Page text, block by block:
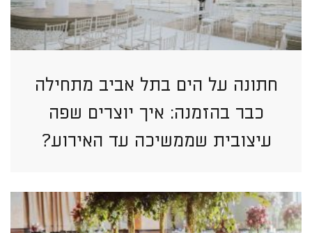
חתונה על הים בתל אביב מתחילה
כבר בהזמנה: איך יוצרים שפה
עיצובית שממשיכה עד האירוע?